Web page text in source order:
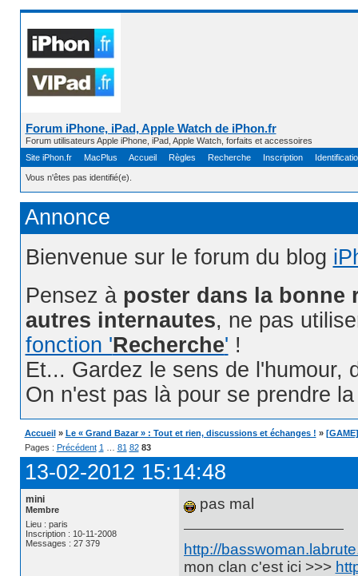
Forum iPhone, iPad, Apple Watch de iPhon.fr
Forum utilisateurs Apple iPhone, iPad, Apple Watch, forfaits et accessoires
Site iPhon.fr
MacPlus Accueil Règles Recherche Inscription
Vous n'êtes pas identifié(e).
Annonce
Bienvenue sur le forum du blog
Pensez à poster dans la bonne
autres internautes, ne pas
fonction 'Recherche' !
Et... Gardez le sens de l'humour,
On n'est pas là pour se prendre
Accueil » Le « Grand Bazar » : Tout et rien, discussions et échanges ! »
Pages : Précédent 1 81 82 83
13-02-2012 15:14:48
mini
Membre
Lieu : paris
Inscription : 10-11-2008
Messages : 27 379
pas mal
http://
mon clan c'est ici >>>